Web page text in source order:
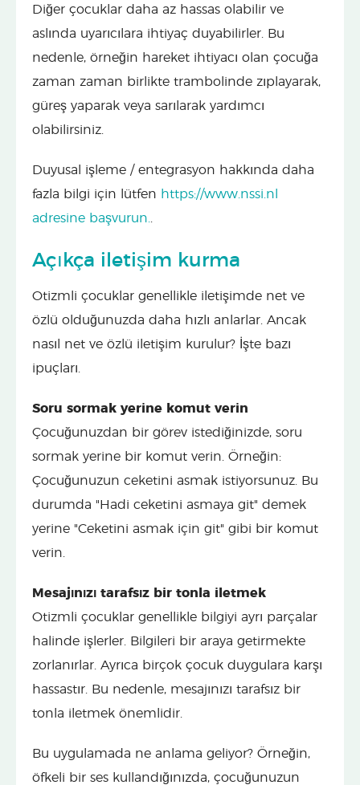
Diğer çocuklar daha az hassas olabilir ve
aslında uyarıcılara ihtiyaç duyabilirler. Bu
nedenle, örneğin hareket ihtiyacı olan çocuğa
zaman zaman birlikte trambolinde zıplayarak,
güreş yaparak veya sarılarak yardımcı
olabilirsiniz.
Duyusal işleme / entegrasyon hakkında daha
fazla bilgi için lütfen https://www.nssi.nl
adresine başvurun.
Açıkça iletişim kurma
Otizmli çocuklar genellikle iletişimde net ve
özlü olduğunuzda daha hızlı anlarlar. Ancak
nasıl net ve özlü iletişim kurulur? İşte bazı
ipuçları.
Soru sormak yerine komut verin
Çocuğunuzdan bir görev istediğinizde, soru
sormak yerine bir komut verin. Örneğin:
Çocuğunuzun ceketini asmak istiyorsunuz. Bu
durumda "Hadi ceketini asmaya git" demek
yerine "Ceketini asmak için git" gibi bir komut
verin.
Mesajınızı tarafsız bir tonla iletmek
Otizmli çocuklar genellikle bilgiyi ayrı parçalar
halinde işlerler. Bilgileri bir araya getirmekte
zorlanırlar. Ayrıca birçok çocuk duygulara karşı
hassastır. Bu nedenle, mesajınızı tarafsız bir
tonla iletmek önemlidir.
Bu uygulamada ne anlama geliyor? Örneğin,
öfkeli bir ses kullandığınızda, çocuğunuzun